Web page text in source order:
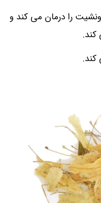
را درمان می کند و